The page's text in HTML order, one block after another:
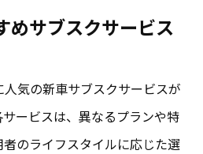
めサブスクサービス
気の新車サブスクサービスが
ービスは、異なるプランや特
のライフスタイルに応じた選